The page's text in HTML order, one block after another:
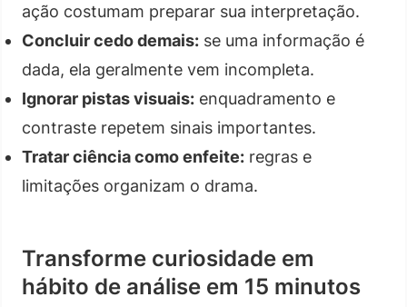
ação costumam preparar sua interpretação.
Concluir cedo demais: se uma informação é
dada, ela geralmente vem incompleta.
Ignorar pistas visuais: enquadramento e
contraste repetem sinais importantes.
Tratar ciência como enfeite: regras e
limitações organizam o drama.
Transforme curiosidade em
hábito de análise em 15 minutos